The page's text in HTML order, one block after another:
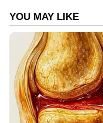
നവംബർ 6 - ഒരു
കുറഞ്ഞു. വിപണി
നവംബർ 7 -
കുറഞ്ഞു. വിപണി
നവംബർ 8 - ഒരു
കുറഞ്ഞു. വിപണി
നവംബർ 9 - ഒരു